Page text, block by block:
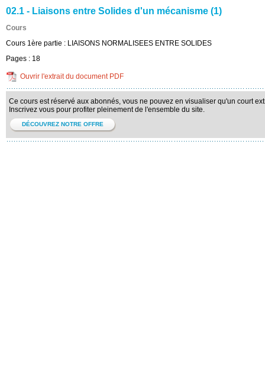
02.1 - Liaisons entre Solides d'un mécanisme (1)
Cours
Cours 1ère partie : LIAISONS NORMALISEES ENTRE SOLIDES
Pages : 18
Ouvrir l'extrait du document PDF
Ce cours est réservé aux abonnés, vous ne pouvez en visualiser qu'un court
Inscrivez vous pour profiter pleinement de l'ensemble du site.
DÉCOUVREZ NOTRE OFFRE